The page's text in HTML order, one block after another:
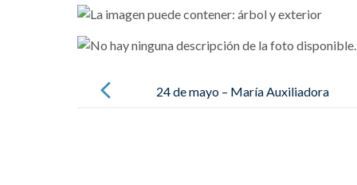
navegación
24 de mayo – María Auxiliadora